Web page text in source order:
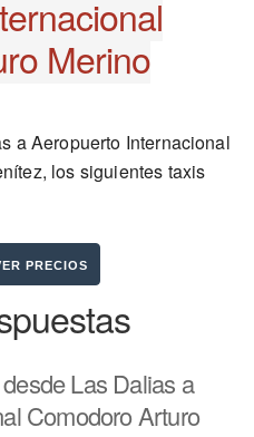
Merino
a Aeropuerto Internacional
los siguientes taxis
desde Las Dalias a
Comodoro Arturo